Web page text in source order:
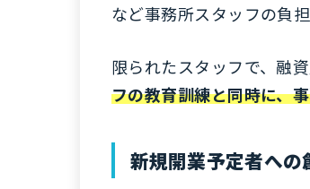
など事務所スタッフの負担
限られたスタッフで、融
フの教育訓練と同時に、
新規開業予定者への